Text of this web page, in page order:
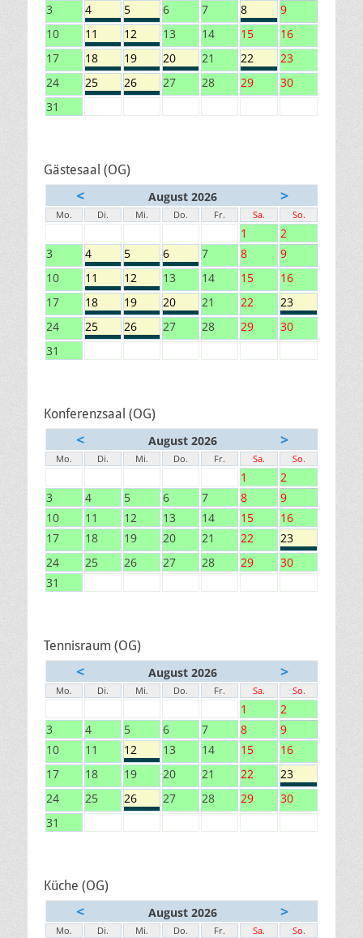
3
4 5 6 7 8
9
10
11 12 13 14 15
16
17
18 19 20 21 22
23
24
25 26 27 28 29
30
31
Gästesaal (OG)
< August 2026 >
Mo. Di. Mi. Do. Fr. Sa. So.
1
2
3
4 5 6 7 8
9
10
11 12 13 14 15
16
17
18 19 20 21 22
23
24
25 26 27 28 29
30
31
Konferenzsaal (OG)
< August 2026 >
Mo. Di. Mi. Do. Fr. Sa. So.
1
2
3
4 5 6 7 8
9
10
11 12 13 14 15
16
17
18 19 20 21 22
23
24
25 26 27 28 29
30
31
Tennisraum (OG)
< August 2026 >
Mo. Di. Mi. Do. Fr. Sa. So.
1
2
3
4 5 6 7 8
9
10
11 12 13 14 15
16
17
18 19 20 21 22
23
24
25 26 27 28 29
30
31
Küche (OG)
< August 2026 >
Mo. Di. Mi. Do. Fr. Sa. So.